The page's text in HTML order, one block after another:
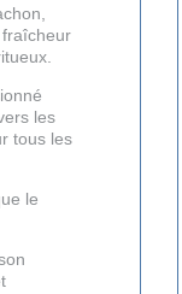
les
tous les
le